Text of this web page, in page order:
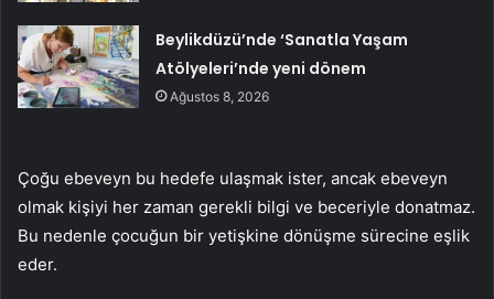
Beylikdüzü’nde ‘Sanatla Yaşam
Atölyeleri’nde yeni dönem
Ağustos 8, 2026
Çoğu ebeveyn bu hedefe ulaşmak ister, ancak ebeveyn
olmak kişiyi her zaman gerekli bilgi ve beceriyle donatmaz.
Bu nedenle çocuğun bir yetişkine dönüşme sürecine eşlik
eder.